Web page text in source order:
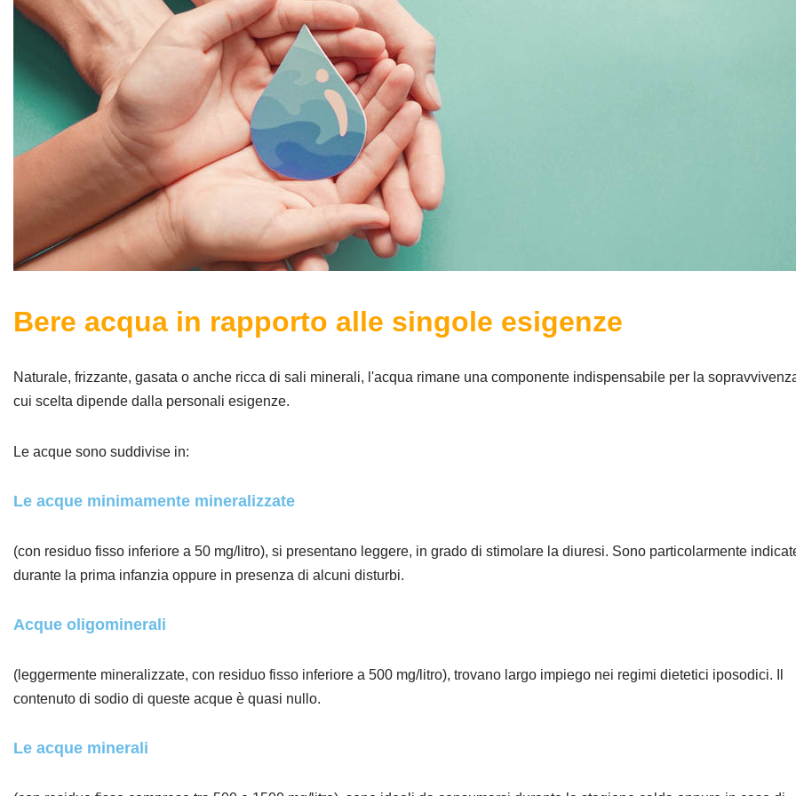
Bere acqua in rapporto alle singole esigenze
Naturale, frizzante, gasata o anche ricca di sali minerali, l'acqua rimane una componente indispensabile per la
cui scelta dipende dalla personali esigenze.
Le acque sono suddivise in:
Le acque minimamente mineralizzate
(con residuo fisso inferiore a 50 mg/litro), si presentano leggere, in grado di stimolare la diuresi. Sono particolarmente
durante la prima infanzia oppure in presenza di alcuni disturbi.
Acque oligominerali
(leggermente mineralizzate, con residuo fisso inferiore a 500 mg/litro), trovano largo impiego nei regimi dietetici iposodici. Il
contenuto di sodio di queste acque è quasi nullo.
Le acque minerali